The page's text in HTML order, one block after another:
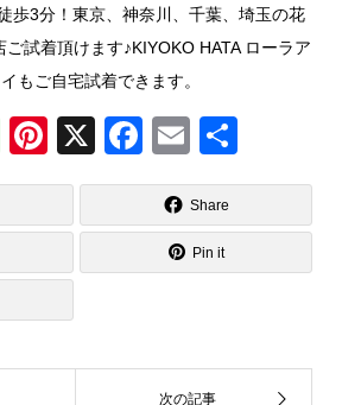
歩3分！東京、神奈川、千葉、埼玉の花
試着頂けます♪KIYOKO HATA ローラア
もご自宅試着できます。
Li
n
Pi
nt
st
X F
a
c
e
b
o
E
m
ail
有
Share
Pin it